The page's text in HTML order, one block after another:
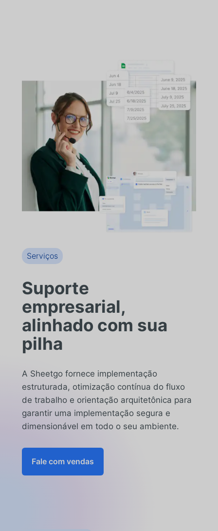
Serviços
Suporte
empresarial,
alinhado com sua
pilha
A Sheetgo fornece implementação
estruturada, otimização contínua do fluxo
de trabalho e orientação arquitetônica para
garantir uma implementação segura e
dimensionável em todo o seu ambiente.
Fale com vendas